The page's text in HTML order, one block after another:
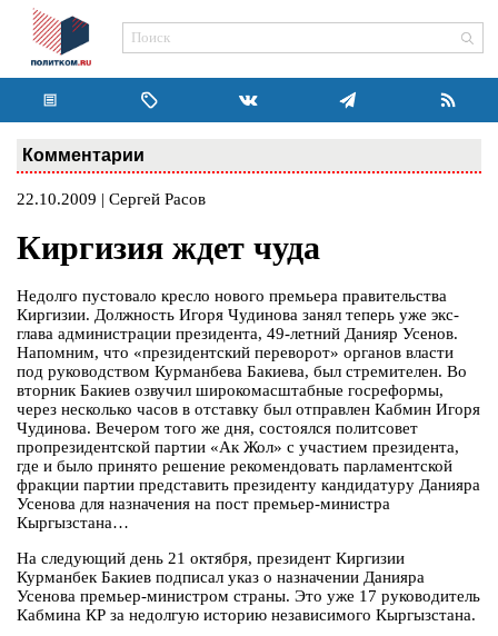
Комментарии
22.10.2009 | Сергей Расов
Киргизия ждет чуда
Недолго пустовало кресло нового премьера правительства
Киргизии. Должность Игоря Чудинова занял теперь уже экс-
глава администрации президента, 49-летний Данияр Усенов.
Напомним, что «президентский переворот» органов власти
под руководством Курманбева Бакиева, был стремителен. Во
вторник Бакиев озвучил широкомасштабные госреформы,
через несколько часов в отставку был отправлен Кабмин Игоря
Чудинова. Вечером того же дня, состоялся политсовет
пропрезидентской партии «Ак Жол» с участием президента,
где и было принято решение рекомендовать парламентской
фракции партии представить президенту кандидатуру Данияра
Усенова для назначения на пост премьер-министра
Кыргызстана…
На следующий день 21 октября, президент Киргизии
Курманбек Бакиев подписал указ о назначении Данияра
Усенова премьер-министром страны. Это уже 17 руководитель
Кабмина КР за недолгую историю независимого Кыргызстана.